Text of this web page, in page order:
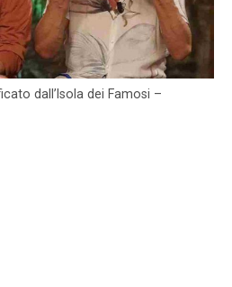
dall’Isola dei Famosi –